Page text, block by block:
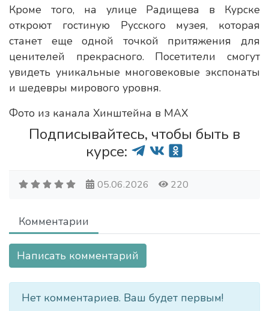
Кроме того, на улице Радищева в Курске
откроют гостиную Русского музея, которая
станет еще одной точкой притяжения для
ценителей прекрасного. Посетители смогут
увидеть уникальные многовековые экспонаты
и шедевры мирового уровня.
Фото из канала Хинштейна в МАХ
Подписывайтесь, чтобы быть в
курсе:
05.06.2026 220
Комментарии
Написать комментарий
Нет комментариев. Ваш будет первым!